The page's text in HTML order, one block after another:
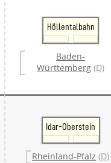
Höllentalbahn
Baden-
Württemberg (D)
Idar-Oberstein
Rheinland-Pfalz (D)